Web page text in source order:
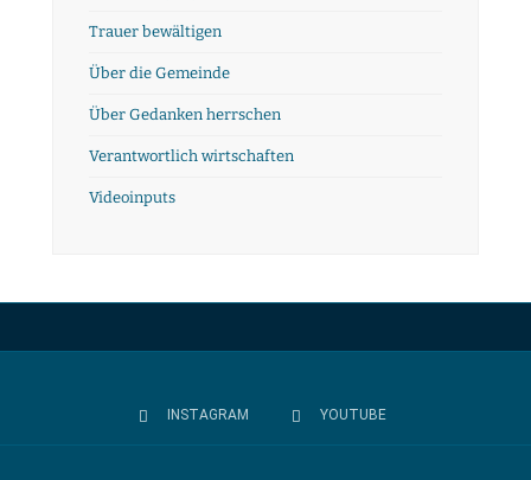
Trauer bewältigen
Über die Gemeinde
Über Gedanken herrschen
Verantwortlich wirtschaften
Videoinputs
INSTAGRAM YOUTUBE